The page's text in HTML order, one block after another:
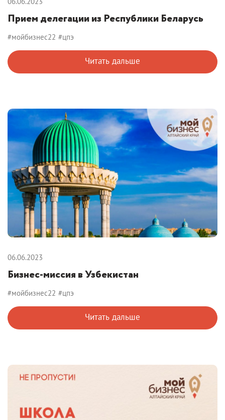
Прием делегации из Республики Беларусь
#мойбизнес22 #цпэ
Читать дальше
06.06.2023
Бизнес-миссия в Узбекистан
#мойбизнес22 #цпэ
Читать дальше